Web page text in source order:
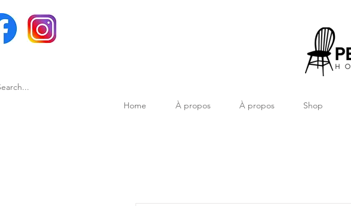
Home À propos À propos Shop